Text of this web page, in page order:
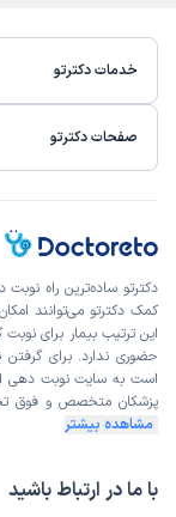
خدمات دکترتو
صفحات دکترتو
دکترتو ساده‌ترین راه
کمک دکترتو می‌توانند
این ترتیب بیمار برای
حضوری ندارد. برای گرفتن
است به سایت نوبت دهی
پزشکان متخصص و فوق
مشاهده بیشتر
با ما در ارتباط باشید